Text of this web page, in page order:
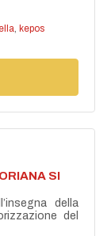
kepos
SI
della
del